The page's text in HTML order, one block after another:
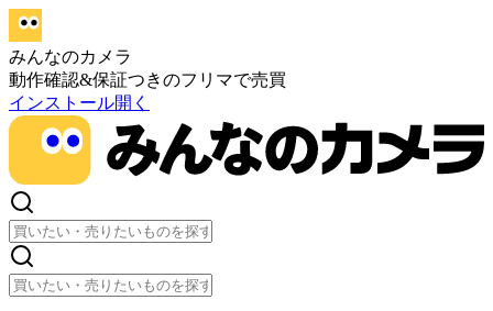
みんなのカメラ
動作確認&保証つきのフリマで売買
インストール開く